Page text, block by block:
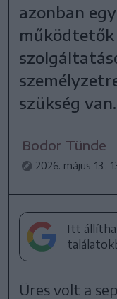
azonban
szükség van.
Bodor Tünde
2026. május 13.,
Itt
Üres volt a